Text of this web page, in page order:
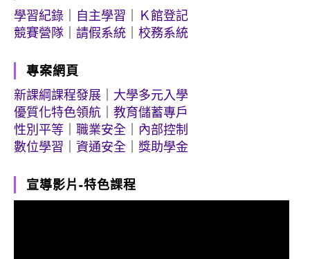
學習紀錄
自主學習
Ｋ館登記
競賽營隊
請假系統 校務系統
專案網頁
新課綱課程發展
大學多元入學
優質化特色領航
教育儲蓄專戶
性別平等
職業安全
內部控制
數位學習
資通安全 獎助學金
宣導影片-特色課程